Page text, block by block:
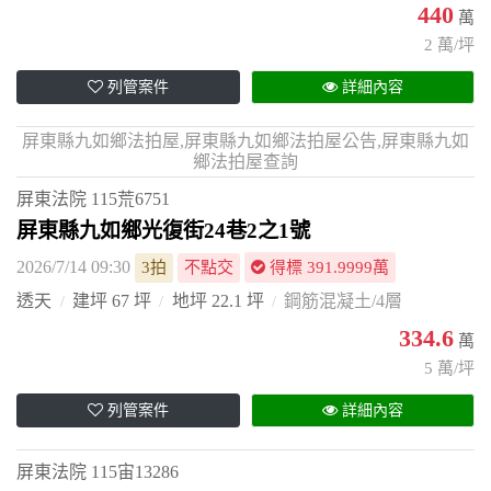
440 萬
2 萬/坪
列管案件 詳細內容
屏東縣九如鄉法拍屋,屏東縣九如鄉法拍屋公告,屏東縣九如
鄉法拍屋查詢
屏東法院 115荒6751
屏東縣九如鄉光復街24巷2之1號
2026/7/14 09:30 3拍 不點交 得標 391.9999萬
透天 建坪 67 坪 地坪 22.1 坪 鋼筋混凝土/4層
334.6 萬
5 萬/坪
列管案件 詳細內容
屏東法院 115宙13286